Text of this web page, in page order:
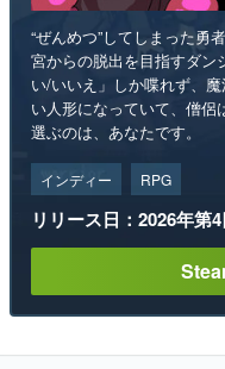
“ぜんめつ”してしまった勇
宮からの脱出を目指すダン
い/いいえ」しか喋れず、
い人形になっていて、僧
選ぶのは、あなたです。
インディー RPG
リリース日：2026年第